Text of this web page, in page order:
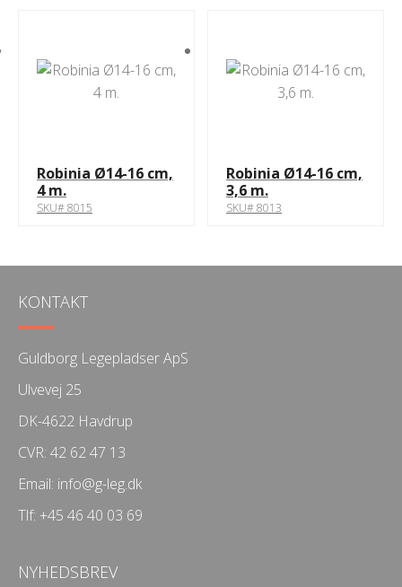
Robinia Ø14-16 cm,
4 m.
SKU# 8015
Robinia Ø14-16 cm,
3,6 m.
SKU# 8013
KONTAKT
Guldborg Legepladser ApS
Ulvevej 25
DK-4622 Havdrup
CVR: 42 62 47 13
Email: info@g-leg.dk
Tlf: +45 46 40 03 69
NYHEDSBREV